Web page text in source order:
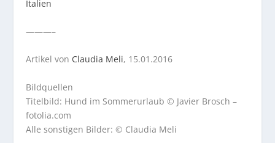
Italien
———–
Artikel von Claudia Meli, 15.01.2016
Bildquellen
Titelbild: Hund im Sommerurlaub © Javier Brosch –
fotolia.com
Alle sonstigen Bilder: © Claudia Meli